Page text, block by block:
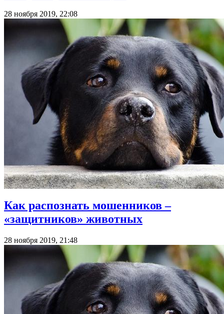
28 ноября 2019, 22:08
Как распознать мошенников –
«защитников» животных
28 ноября 2019, 21:48